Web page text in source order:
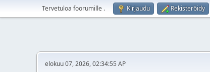
Tervetuloa foorumille . Kirjaudu Rekisteröidy
elokuu 07, 2026, 02:34:55 AP